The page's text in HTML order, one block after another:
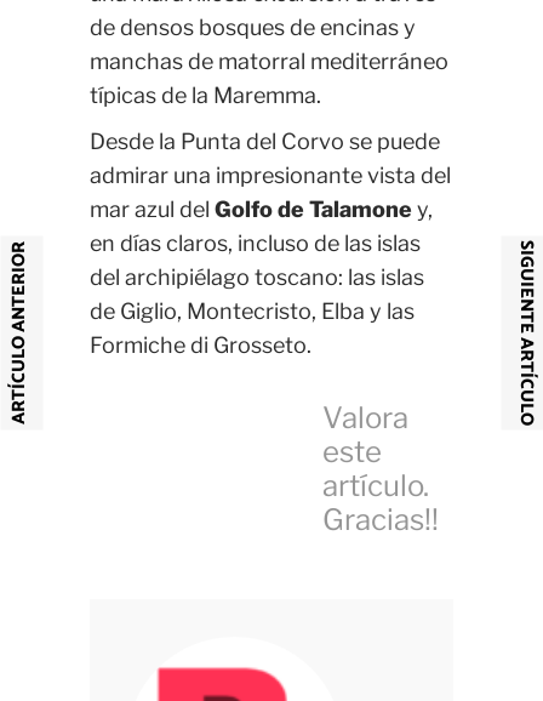
de densos bosques de encinas y
manchas de matorral mediterráneo
típicas de la Maremma.
Desde la Punta del Corvo se puede
admirar una impresionante vista del
mar azul del Golfo de Talamone y,
en días claros, incluso de las islas
del archipiélago toscano: las islas
de Giglio, Montecristo, Elba y las
Formiche di Grosseto.
Valora
este
artículo.
Gracias!!
ARTÍCULO ANTERIOR SIGUIENTE ARTÍCULO